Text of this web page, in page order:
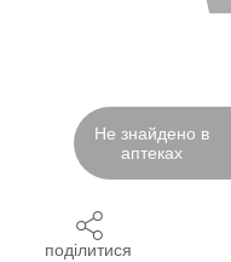
Не знайдено в
аптеках
поділитися